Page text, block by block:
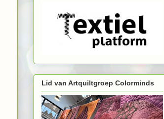
Lid van Artquiltgroep Colorminds